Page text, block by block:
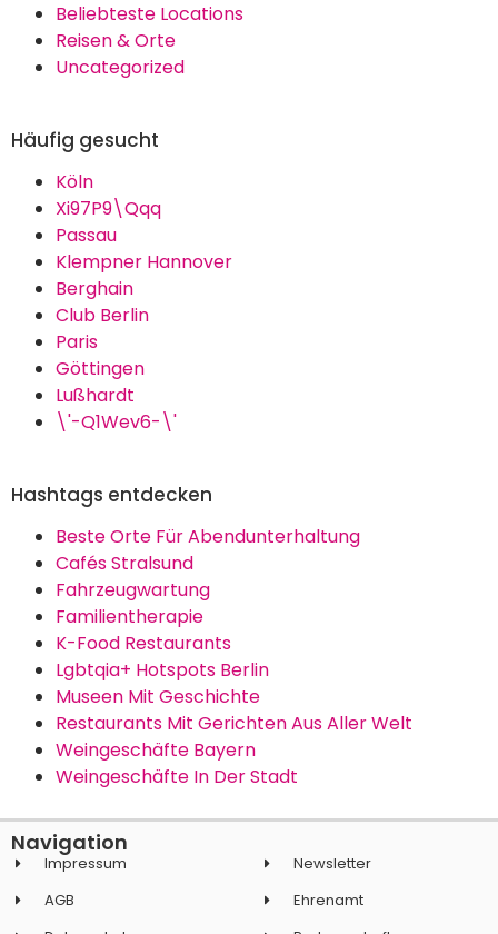
Beliebteste Locations
Reisen & Orte
Uncategorized
Häufig gesucht
Köln
Xi97P9\Qqq
Passau
Klempner Hannover
Berghain
Club Berlin
Paris
Göttingen
Lußhardt
\'-Q1Wev6-\'
Hashtags entdecken
Beste Orte Für Abendunterhaltung
Cafés Stralsund
Fahrzeugwartung
Familientherapie
K-Food Restaurants
Lgbtqia+ Hotspots Berlin
Museen Mit Geschichte
Restaurants Mit Gerichten Aus Aller Welt
Weingeschäfte Bayern
Weingeschäfte In Der Stadt
Navigation
Impressum
AGB
Newsletter
Ehrenamt